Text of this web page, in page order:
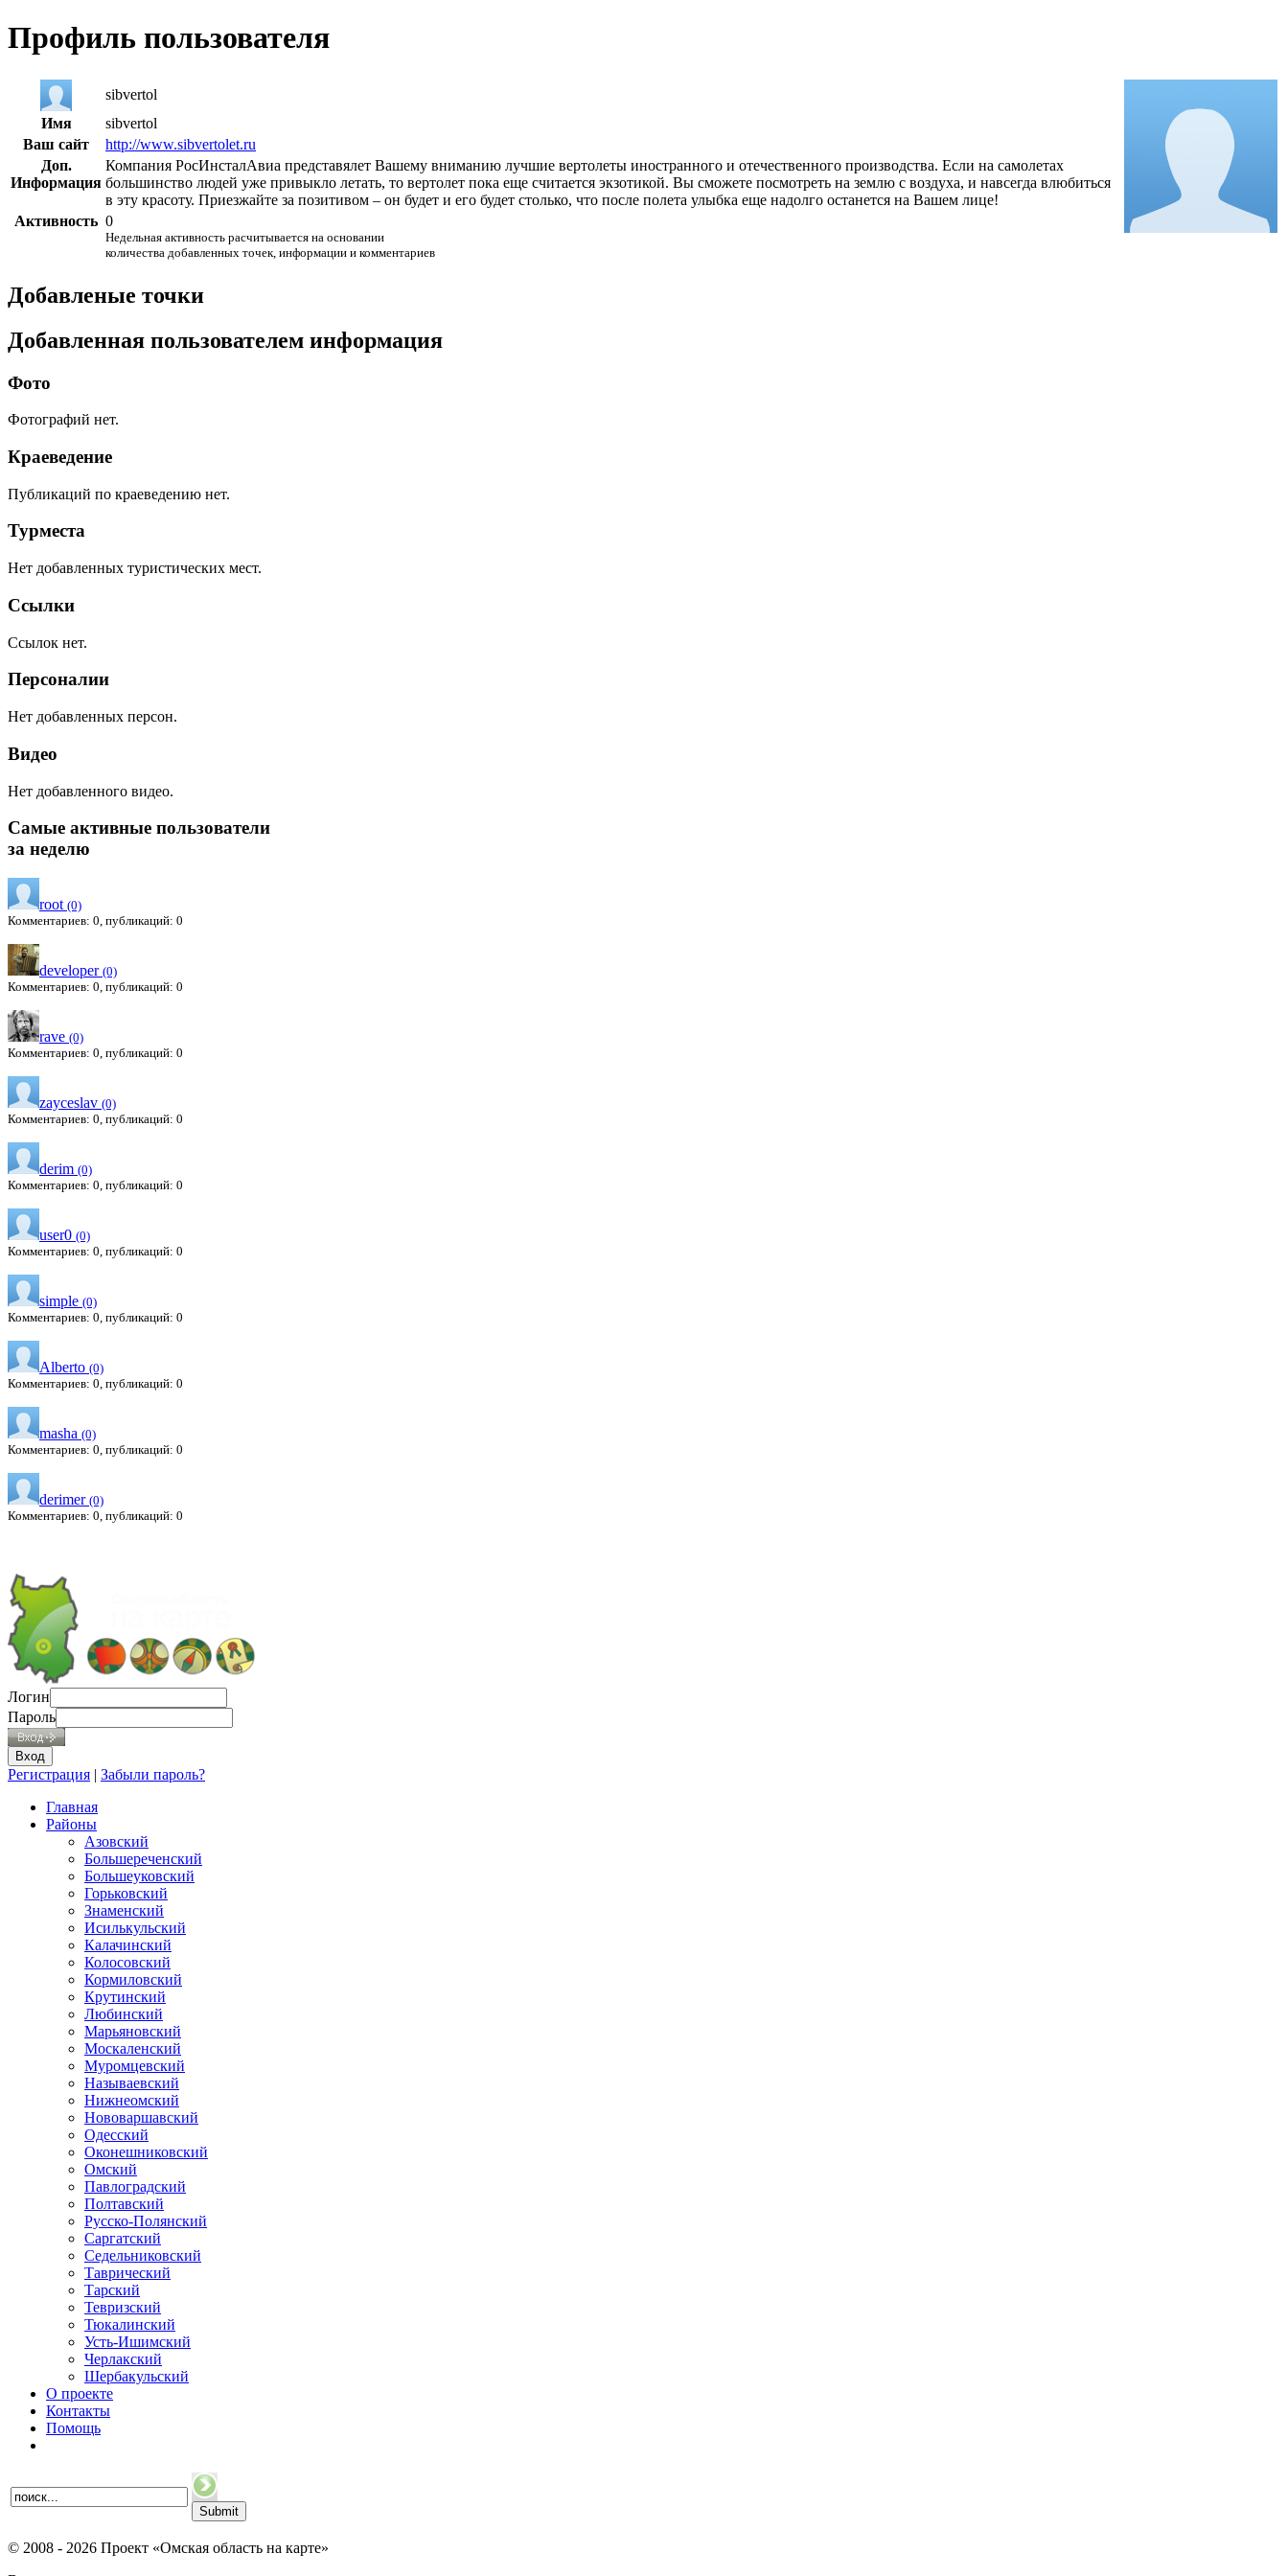
Профиль пользователя
sibvertol
Имя
sibvertol
Ваш сайт
http://www.sibvertolet.ru
Доп.
Информация
Компания РосИнсталАвиа представялет Вашему вниманию лучшие вертолеты иностранного и отечественного производства. Если на самолетах
большинство людей уже привыкло летать, то вертолет пока еще считается экзотикой. Вы сможете посмотреть на землю с воздуха, и навсегда влюбиться
в эту красоту. Приезжайте за позитивом – он будет и его будет столько, что после полета улыбка еще надолго останется на Вашем лице!
Активность 0
Недельная активность расчитывается на основании
количества добавленных точек, информации и комментариев
Добавленые точки
Добавленная пользователем информация
Фото
Фотографий нет.
Краеведение
Публикаций по краеведению нет.
Турместа
Нет добавленных туристических мест.
Ссылки
Ссылок нет.
Персоналии
Нет добавленных персон.
Видео
Нет добавленного видео.
Самые активные пользователи
за неделю
root (0)
Комментариев: 0, публикаций: 0
developer (0)
Комментариев: 0, публикаций: 0
rave (0)
Комментариев: 0, публикаций: 0
zayceslav (0)
Комментариев: 0, публикаций: 0
derim (0)
Комментариев: 0, публикаций: 0
user0 (0)
Комментариев: 0, публикаций: 0
simple (0)
Комментариев: 0, публикаций: 0
Alberto (0)
Комментариев: 0, публикаций: 0
masha (0)
Комментариев: 0, публикаций: 0
derimer (0)
Комментариев: 0, публикаций: 0
Логин
Пароль
Регистрация | Забыли пароль?
Главная
Районы
Азовский
Большереченский
Большеуковский
Горьковский
Знаменский
Исилькульский
Калачинский
Колосовский
Кормиловский
Крутинский
Любинский
Марьяновский
Москаленский
Муромцевский
Называевский
Нижнеомский
Нововаршавский
Одесский
Оконешниковский
Омский
Павлоградский
Полтавский
Русско-Полянский
Саргатский
Седельниковский
Таврический
Тарский
Тевризский
Тюкалинский
Усть-Ишимский
Черлакский
Шербакульский
О проекте
Контакты
Помощь
© 2008 - 2026 Проект «Омская область на карте»